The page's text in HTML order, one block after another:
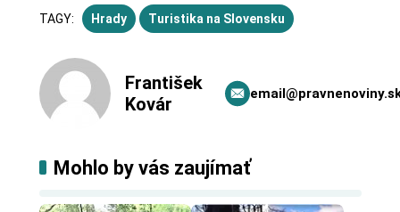
TAGY: Hrady Turistika na Slovensku
František
Kovár
Mohlo by vás zaujímať